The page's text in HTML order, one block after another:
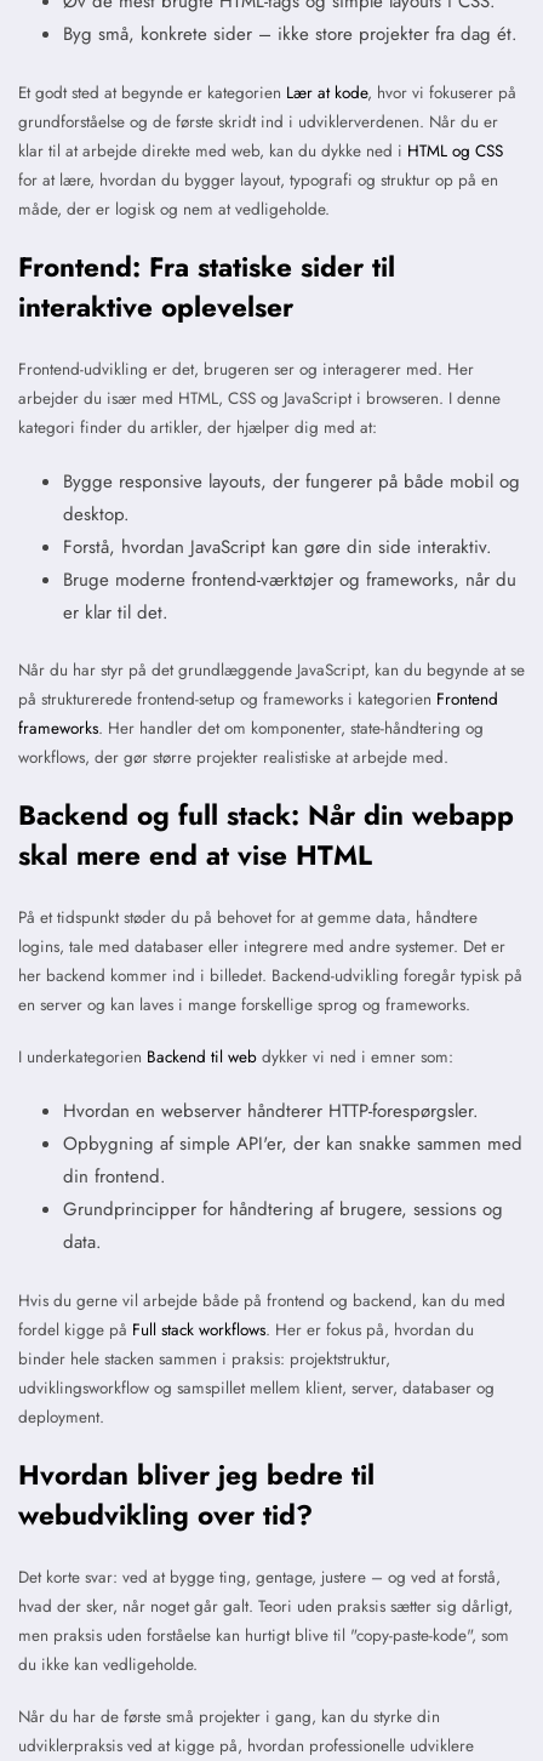
Byg små, konkrete sider – ikke store projekter fra dag ét.
Et godt sted at begynde er kategorien Lær at kode, hvor vi fokuserer på
grundforståelse og de første skridt ind i udviklerverdenen. Når du er
klar til at arbejde direkte med web, kan du dykke ned i HTML og CSS
for at lære, hvordan du bygger layout, typografi og struktur op på en
måde, der er logisk og nem at vedligeholde.
Frontend: Fra statiske sider til
interaktive oplevelser
Frontend-udvikling er det, brugeren ser og interagerer med. Her
arbejder du især med HTML, CSS og JavaScript i browseren. I denne
kategori finder du artikler, der hjælper dig med at:
Bygge responsive layouts, der fungerer på både mobil og
desktop.
Forstå, hvordan JavaScript kan gøre din side interaktiv.
Bruge moderne frontend-værktøjer og frameworks, når du
er klar til det.
Når du har styr på det grundlæggende JavaScript, kan du begynde at se
på strukturerede frontend-setup og frameworks i kategorien Frontend
frameworks. Her handler det om komponenter, state-håndtering og
workflows, der gør større projekter realistiske at arbejde med.
Backend og full stack: Når din webapp
skal mere end at vise HTML
På et tidspunkt støder du på behovet for at gemme data, håndtere
logins, tale med databaser eller integrere med andre systemer. Det er
her backend kommer ind i billedet. Backend-udvikling foregår typisk på
en server og kan laves i mange forskellige sprog og frameworks.
I underkategorien Backend til web dykker vi ned i emner som:
Hvordan en webserver håndterer HTTP-forespørgsler.
Opbygning af simple API'er, der kan snakke sammen med
din frontend.
Grundprincipper for håndtering af brugere, sessions og
data.
Hvis du gerne vil arbejde både på frontend og backend, kan du med
fordel kigge på Full stack workflows. Her er fokus på, hvordan du
binder hele stacken sammen i praksis: projektstruktur,
udviklingsworkflow og samspillet mellem klient, server, databaser og
deployment.
Hvordan bliver jeg bedre til
webudvikling over tid?
Det korte svar: ved at bygge ting, gentage, justere – og ved at forstå,
hvad der sker, når noget går galt. Teori uden praksis sætter sig dårligt,
men praksis uden forståelse kan hurtigt blive til "copy-paste-kode", som
du ikke kan vedligeholde.
Når du har de første små projekter i gang, kan du styrke din
udviklerpraksis ved at kigge på, hvordan professionelle udviklere